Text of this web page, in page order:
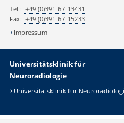
Tel.: +49 (0)391-67-13431
Fax: +49 (0)391-67-15233
Impressum
Universitätsklinik für
Neuroradiologie
Universitätsklinik für